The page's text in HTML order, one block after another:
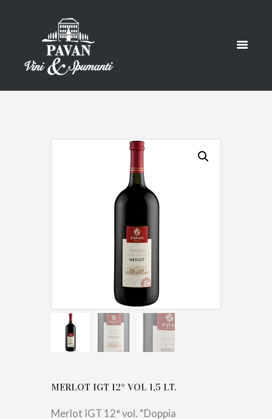
MERLOT IGT 12° VOL 1,5 LT.
Merlot IGT 12° vol. “Doppia